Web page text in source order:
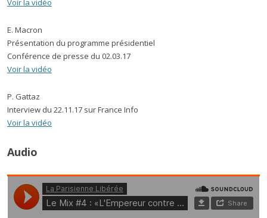
Voir la vidéo
E. Macron
Présentation du programme présidentiel
Conférence de presse du 02.03.17
Voir la vidéo
P. Gattaz
Interview du 22.11.17 sur France Info
Voir la vidéo
Audio